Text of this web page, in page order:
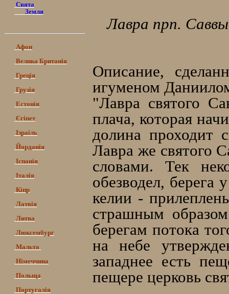
Свята
Земля
Афон
Велика Британія
Греція
Грузія
Естонія
Єгіпет
Ізраїль
Йорданія
Іспанія
Італія
Кіпр
Латвія
Литва
Люксембург
Мальта
Німеччина
Польща
Португалія
Лавра прп.
Описание,
игуменом
"Лавра святого
плача, которая
долина проходит
Лавра же святого
словами. Тек
обезводел, берега
келии -
страшным
берегам потока
на небе
западнее есть
пещере церковь